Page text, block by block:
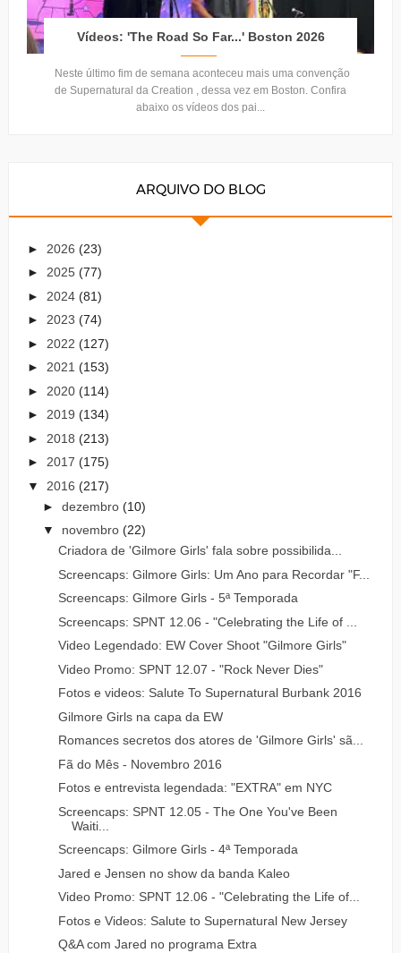
Vídeos: 'The Road So Far...' Boston 2026
Neste último fim de semana aconteceu mais uma convenção
de Supernatural da Creation , dessa vez em Boston. Confira
abaixo os vídeos dos pai...
ARQUIVO DO BLOG
► 2026 (23)
► 2025 (77)
► 2024 (81)
► 2023 (74)
► 2022 (127)
► 2021 (153)
► 2020 (114)
► 2019 (134)
► 2018 (213)
► 2017 (175)
▼ 2016 (217)
► dezembro (10)
▼ novembro (22)
Criadora de 'Gilmore Girls' fala sobre possibilida...
Screencaps: Gilmore Girls: Um Ano para Recordar "F...
Screencaps: Gilmore Girls - 5ª Temporada
Screencaps: SPNT 12.06 - "Celebrating the Life of ...
Video Legendado: EW Cover Shoot "Gilmore Girls"
Video Promo: SPNT 12.07 - "Rock Never Dies"
Fotos e videos: Salute To Supernatural Burbank 2016
Gilmore Girls na capa da EW
Romances secretos dos atores de 'Gilmore Girls' sã...
Fã do Mês - Novembro 2016
Fotos e entrevista legendada: "EXTRA" em NYC
Screencaps: SPNT 12.05 - The One You've Been
Waiti...
Screencaps: Gilmore Girls - 4ª Temporada
Jared e Jensen no show da banda Kaleo
Video Promo: SPNT 12.06 - "Celebrating the Life of...
Fotos e Videos: Salute to Supernatural New Jersey
Q&A com Jared no programa Extra